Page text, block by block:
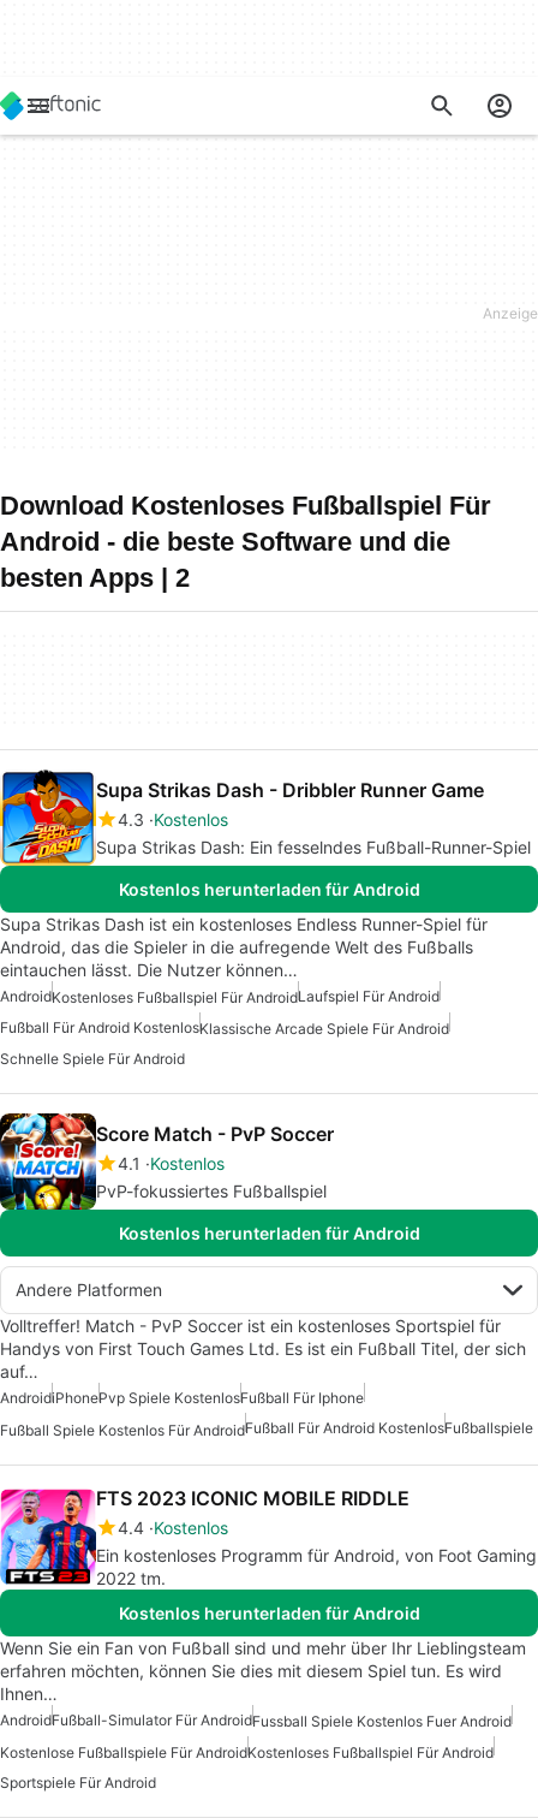
Download Kostenloses Fußballspiel Für
Android - die beste Software und die
besten Apps | 2
Supa Strikas Dash - Dribbler Runner Game
4.3 Kostenlos
Supa Strikas Dash: Ein fesselndes Fußball-Runner-Spiel
Kostenlos herunterladen für Android
Supa Strikas Dash ist ein kostenloses Endless Runner-Spiel für
Android, das die Spieler in die aufregende Welt des Fußballs
eintauchen lässt. Die Nutzer können…
AndroidKostenloses Fußballspiel Für AndroidLaufspiel Für Android
Fußball Für Android KostenlosKlassische Arcade Spiele Für Android
Schnelle Spiele Für Android
Score Match - PvP Soccer
4.1
Kostenlos
PvP-fokussiertes Fußballspiel
Kostenlos herunterladen für Android
Andere Platformen
Volltreffer! Match - PvP Soccer ist ein kostenloses Sportspiel für
Handys von First Touch Games Ltd. Es ist ein Fußball Titel, der sich
auf…
AndroidiPhonePvp Spiele KostenlosFußball Für Iphone
Fußball Spiele Kostenlos Für AndroidFußball Für Android KostenlosFußballspiele
FTS 2023 ICONIC MOBILE RIDDLE
4.4 Kostenlos
Ein kostenloses Programm für Android, von Foot Gaming
2022 tm.
Kostenlos herunterladen für Android
Wenn Sie ein Fan von Fußball sind und mehr über Ihr Lieblingsteam
erfahren möchten, können Sie dies mit diesem Spiel tun. Es wird
Ihnen…
AndroidFußball-Simulator Für AndroidFussball Spiele Kostenlos Fuer Android
Kostenlose Fußballspiele Für AndroidKostenloses Fußballspiel Für Android
Sportspiele Für Android